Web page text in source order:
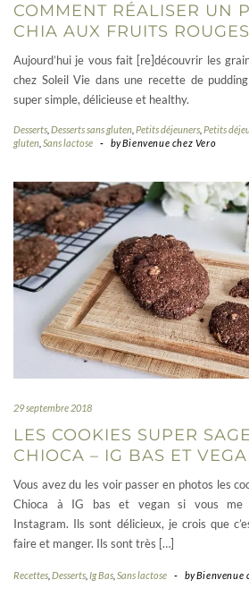
COMMENT RÉALISER UN
CHIA AUX FRUITS ROUGES
Aujourd’hui je vous fait [re]découvrir les
chez Soleil Vie dans une recette de
super simple, délicieuse et healthy.
Desserts Desserts sans gluten Petits déjeuners Petits
gluten Sans lactose - byBienvenue chez Vero
29 septembre 2018
LES COOKIES SUPER
CHIOCA – IG BAS ET
Vous avez du les voir passer en photos les
Chioca à IG bas et vegan si vous me
Instagram. Ils sont délicieux, je crois que
faire et manger. Ils sont très […]
Recettes Desserts Ig Bas Sans lactose - byBienvenue